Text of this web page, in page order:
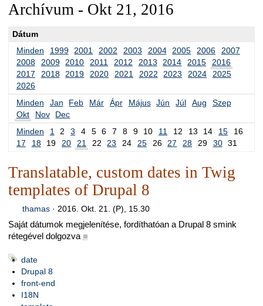
Archívum - Okt 21, 2016
Dátum
Minden
1999 2001 2002 2003 2004 2005 2006
2007
2008
2009 2010 2011 2012 2013 2014 2015
2016
2017
2018 2019 2020 2021 2022 2023 2024
2025
2026
Minden
Jan Feb Már Ápr Május Jún Júl Aug
Szep
Okt
Nov
Dec
Minden
1 2 3 4 5 6 7 8 9 10 11 12 13 14 15
16
17
18 19 20 21 22 23 24 25 26 27 28 29 30 31
Translatable, custom dates in Twig
templates of Drupal 8
thamas· 2016. Okt. 21. (P), 15.30
Saját dátumok megjelenítése, fordíthatóan a Drupal 8 smink
rétegével dolgozva ■
date
Drupal 8
front-end
I18N